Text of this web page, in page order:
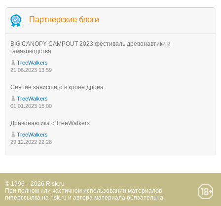
Партнерские блоги
BIG CANOPY CAMPOUT 2023 фестиваль древонавтики и
гамаководства
TreeWalkers
21.06.2023 13:59
Снятие зависшего в кроне дрона
TreeWalkers
01.01.2023 15:00
Древонавтика с TreeWalkers
TreeWalkers
29.12.2022 22:28
© 1996—2026 Risk.ru
При полном или частичном использовании материалов
гиперссылка на risk.ru и автора материала обязательна.